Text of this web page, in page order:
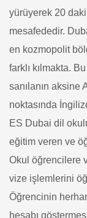
yürüyerek 20
mesafededir.
en kozmopolit
farklı kılmakta.
sanılanın aksine
noktasında
ES Dubai dil
eğitim veren ve
Okul öğrencilere
vize işlemlerini
Öğrencinin
hesabı